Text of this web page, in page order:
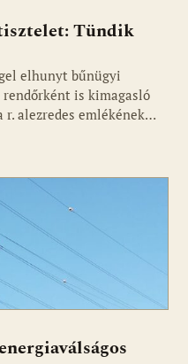
Tündik
elhunyt bűnügyi
rendőrként is kimagasló
r. alezredes emlékének…